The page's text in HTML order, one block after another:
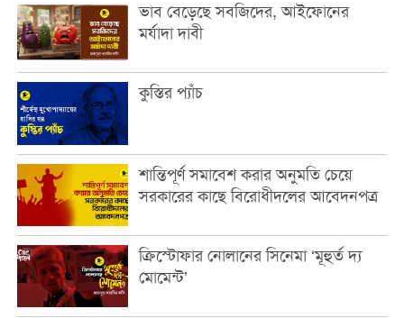
ভাব বেড়েছে সবজিদের, আইফোনের
মর্যাদা দাবী
কুস্তির প্যাঁচ
শান্তিপূর্ণ সমাবেশ করার অনুমতি চেয়ে
সরকারের কাছে বিরোধীদলের আবেদনপত্র
ক্রিস্টোফার নোলানের সিনেমা ‘মূহুর্ত দ্য
মোমেন্ট’